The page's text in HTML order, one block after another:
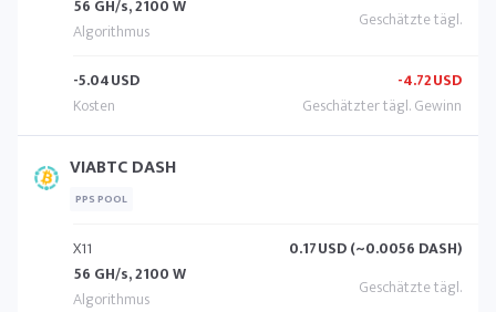
56 GH/s, 2100 W
-5.04USD -4.72USD
VIABTC DASH
PPS POOL
X11
56 GH/s, 2100 W
0.17USD (~0.0056 DASH)